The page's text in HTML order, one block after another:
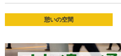
憩いの空間